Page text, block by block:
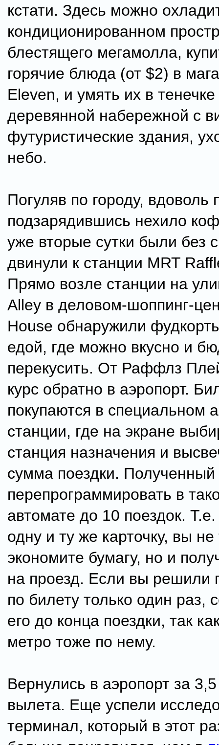
кстати. Здесь можно
кондиционированном
блестящего мегамолла,
горячие блюда (от $2) в
Eleven, и умять их в
деревянной набережной с
футуристические здания,
небо.
Погуляв по городу, вдоволь
подзарядившись нехило
уже вторые сутки были без
двинули к станции MRT
Прямо возле станции на
Alley в деловом-шоппинг-
House обнаружили
едой, где можно вкусно и
перекусить. От Раффлз
курс обратно в аэропорт.
покупаются в специальном
станции, где на экране
станция назначения и
сумма поездки.
перепрограммировать в
автомате до 10 поездок.
одну и ту же карточку, вы не
экономите бумагу, но и
на проезд. Если вы решили
по билету только один раз,
его до конца поездки, так
метро тоже по нему.
Вернулись в аэропорт за
вылета. Еще успели
терминал, который в этот